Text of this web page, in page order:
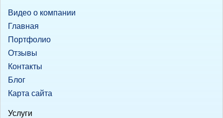
Видео о компании
Главная
Портфолио
Отзывы
Контакты
Блог
Карта сайта
Услуги